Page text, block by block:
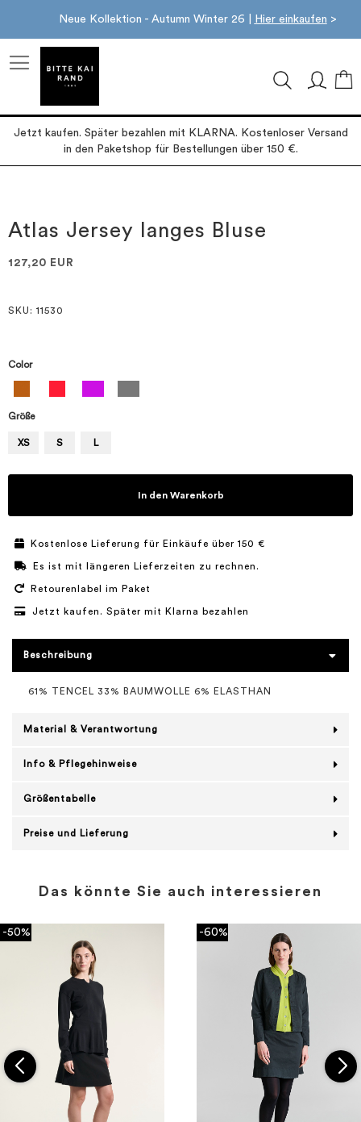
Neue Kollektion - Autumn Winter 26 | Hier einkaufen >
Jetzt kaufen. Später bezahlen mit KLARNA. Kostenloser Versand
in den Paketshop für Bestellungen über 150 €.
der
Bildgalerie
der
Bildgalerie
Atlas Jersey langes Bluse
127,20 EUR
SKU : 11530
Color
Größe
XS S L
In den Warenkorb
Kostenlose Lieferung für Einkäufe über 150 €
Es ist mit längeren Lieferzeiten zu rechnen.
Retourenlabel im Paket
Jetzt kaufen. Später mit Klarna bezahlen
Beschreibung
61% TENCEL 33% BAUMWOLLE 6% ELASTHAN
Material & Verantwortung
Info & Pflegehinweise
Größentabelle
Preise und Lieferung
Das könnte Sie auch interessieren
-50% -60%